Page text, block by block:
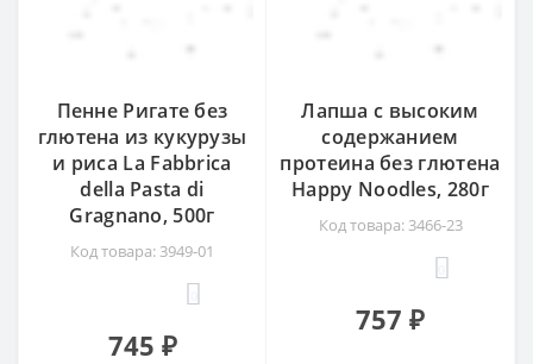
Пенне Ригате без
глютена из кукурузы
и риса La Fabbrica
della Pasta di
Gragnano, 500г
Код товара: 3949-01
745 ₽
Лапша с высоким
содержанием
протеина без глютена
Happy Noodles, 280г
Код товара: 3466-23
757 ₽